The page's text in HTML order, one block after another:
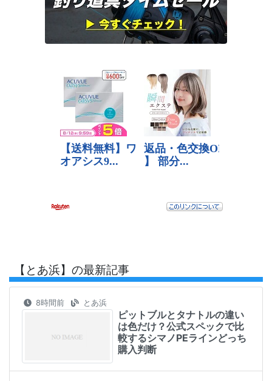
【とあ浜】の最新記事
8時間前 とあ浜
ピットブルとタナトルの違い
は色だけ？公式スペックで比
較するシマノPEラインどっち
購入判断